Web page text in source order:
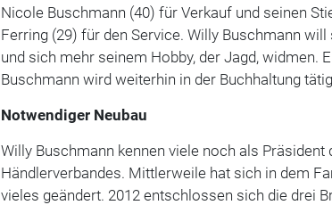
Nicole Buschmann (40) für Verkauf und seinen
Ferring (29) für den Service. Willy Buschmann
und sich mehr seinem Hobby, der Jagd, widmen.
Buschmann wird weiterhin in der Buchhaltung
Notwendiger Neubau
Willy Buschmann kennen viele noch als Präsident
Händlerverbandes. Mittlerweile hat sich in dem
vieles geändert. 2012 entschlossen sich die drei